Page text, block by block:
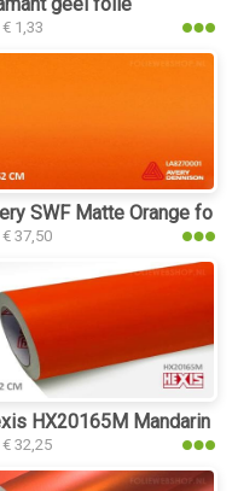
€ 1,33
SWF Matte Orange folie
€ 37,50
3205 folie
HX20165M Mandarin
€ 32,25